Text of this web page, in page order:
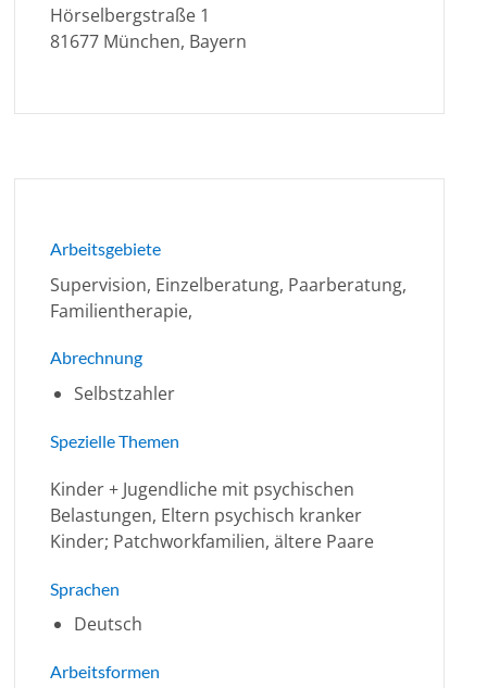
Hörselbergstraße 1
81677 München, Bayern
Arbeitsgebiete
Supervision, Einzelberatung, Paarberatung,
Familientherapie,
Abrechnung
Selbstzahler
Spezielle Themen
Kinder + Jugendliche mit psychischen
Belastungen, Eltern psychisch kranker
Kinder; Patchworkfamilien, ältere Paare
Sprachen
Deutsch
Arbeitsformen